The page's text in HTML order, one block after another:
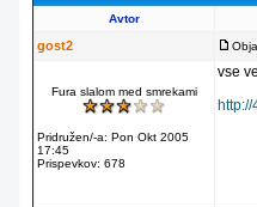
Avtor
gost2
Fura slalom med smrekami
Pridružen/-a: Pon Okt 2005
17:45
Prispevkov: 678
vse